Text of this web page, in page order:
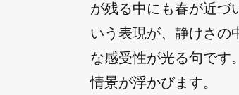
が残る中にも春が近づ
いう表現が、静けさの
な感受性が光る句です
情景が浮かびます。